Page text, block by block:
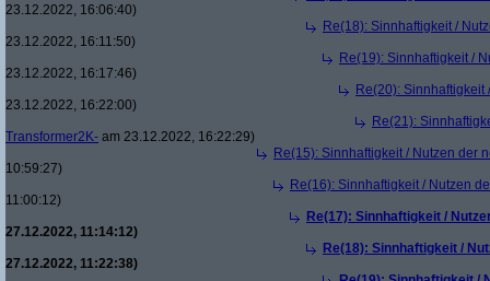
23.12.2022, 16:06:40)
Re(18): Sinnhaftigkeit /
23.12.2022, 16:11:50)
Re(19): Sinnhaftigkeit /
23.12.2022, 16:17:46)
Re(20): Sinnhaftigkeit
23.12.2022, 16:22:00)
Re(21):
Transformer2K- am 23.12.2022, 16:22:29)
Re(15): Sinnhaftigkeit / Nutzen der
10:59:27)
Re(16): Sinnhaftigkeit / Nutzen
11:00:12)
Re(17): Sinnhaftigkeit /
27.12.2022, 11:14:12)
Re(18): Sinnhaftigkeit /
27.12.2022, 11:22:38)